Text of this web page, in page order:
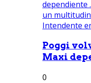
Poggi
Maxi
0